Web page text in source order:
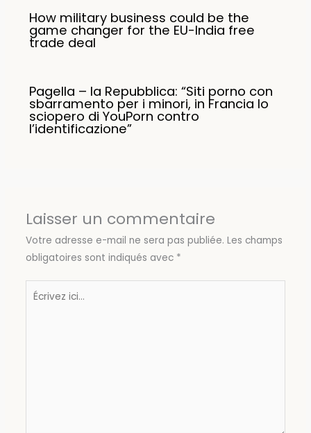
How military business could be the
game changer for the EU-India free
trade deal
Pagella – la Repubblica: “Siti porno con
sbarramento per i minori, in Francia lo
sciopero di YouPorn contro
l’identificazione”
Laisser un commentaire
Votre adresse e-mail ne sera pas publiée. Les champs
obligatoires sont indiqués avec *
Écrivez